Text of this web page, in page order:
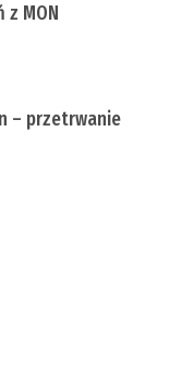
z MON
– przetrwanie